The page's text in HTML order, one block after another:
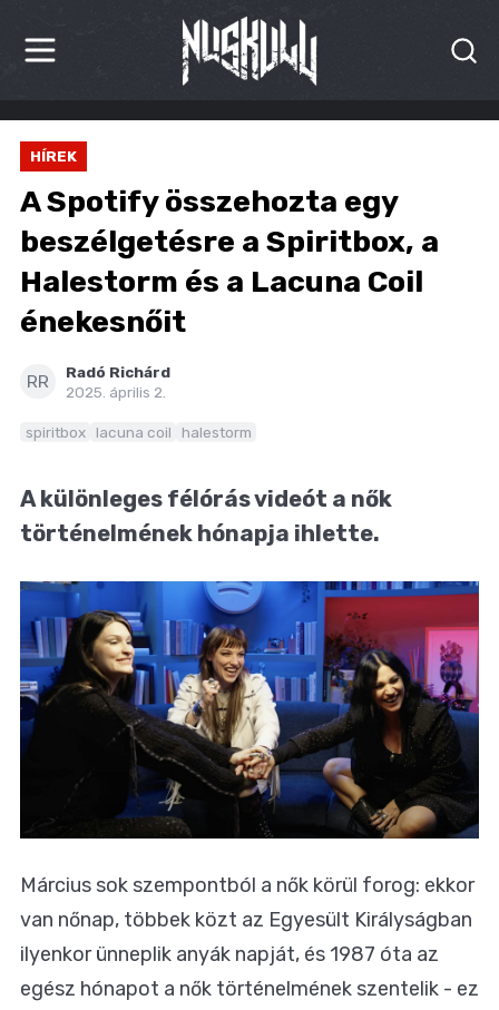
HÍREK
KRITIKÁK
BESZÁMOLÓK
INTERJÚK
PREMIEREK
KULT
MÁSVILÁG
BLOG
HÍREK
A Spotify összehozta egy
beszélgetésre a Spiritbox, a
Halestorm és a Lacuna Coil
énekesnőit
RR
Radó Richárd
2025. április 2.
spiritbox lacuna coil halestorm
A különleges félórás videót a nők
történelmének hónapja ihlette.
Március sok szempontból a nők körül forog: ekkor
van nőnap, többek közt az Egyesült Királyságban
ilyenkor ünneplik anyák napját, és 1987 óta az
egész hónapot a nők történelmének szentelik - ez